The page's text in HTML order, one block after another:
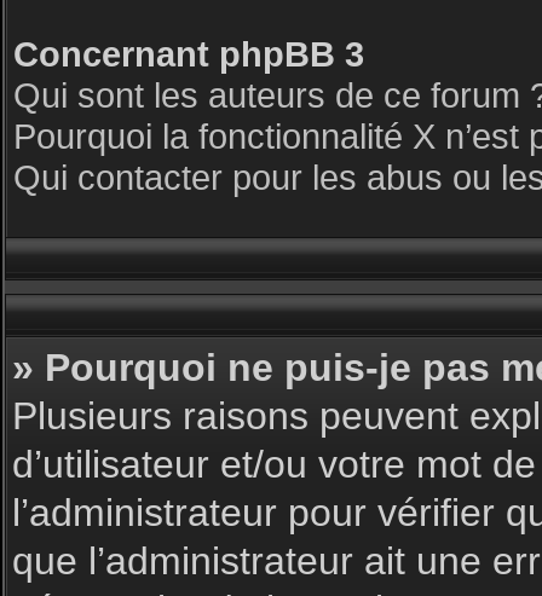
Concernant phpBB 3
Qui sont les auteurs de ce forum
Pourquoi la fonctionnalité X n’est
Qui contacter pour les abus ou
» Pourquoi ne puis-je pas
Plusieurs raisons peuvent
d’utilisateur et/ou votre mot
l’administrateur pour vérifier
que l’administrateur ait une